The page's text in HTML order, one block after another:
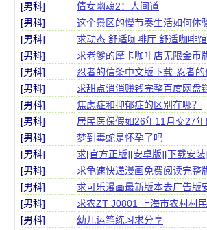
[男科]
倩女幽魂2：人间道
[男科]
这个景区的慢节奏生活如何体
[男科]
求动态 舒适咖啡厅 舒适咖啡
[男科]
求老爹的摩卡咖啡店无限金
[男科]
忍者的信条中文版下载-忍者
[男科]
求甜点消消赚钱完整百度网盘
[男科]
焦虑症和抑郁症的区别在哪？
[男科]
居民医保假如26年11月交27
[男科]
梦到毒蛇是怀孕了吗
[男科]
求[官方正版][安卓版][下载安
[男科]
求龟速快递漫画免费阅读完整
[男科]
求可乐漫画最新版本去广告版
[男科]
求农ZT J0801 上海市农村村
[男科]
幼儿运笔练习求分享